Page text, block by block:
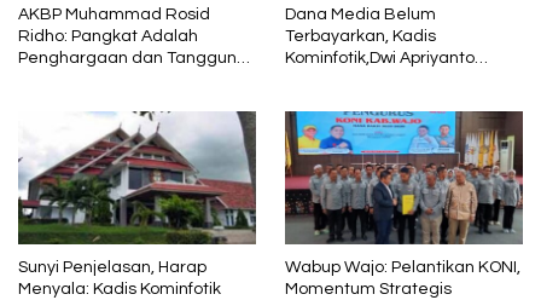
AKBP Muhammad Rosid
Ridho: Pangkat Adalah
Penghargaan dan Tanggung
Dana Media Belum
Terbayarkan, Kadis
Kominfotik,Dwi Apriyanto
Sunyi Penjelasan, Harap
Menyala: Kadis Kominfotik
Wabup Wajo: Pelantikan KONI,
Momentum Strategis